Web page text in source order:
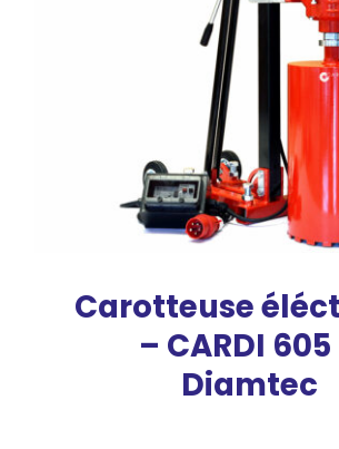
Carotteuse
– CARDI 605
Diamtec